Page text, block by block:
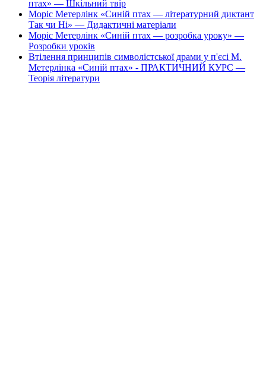
птах» — Шкільний твір
Моріс Метерлінк «Синій птах — літературний диктант
Так чи Ні» — Дидактичні матеріали
Моріс Метерлінк «Синій птах — розробка уроку» —
Розробки уроків
Втілення принципів символістської драми у п'єсі М.
Метерлінка «Синій птах» - ПРАКТИЧНИЙ КУРС —
Теорія літератури